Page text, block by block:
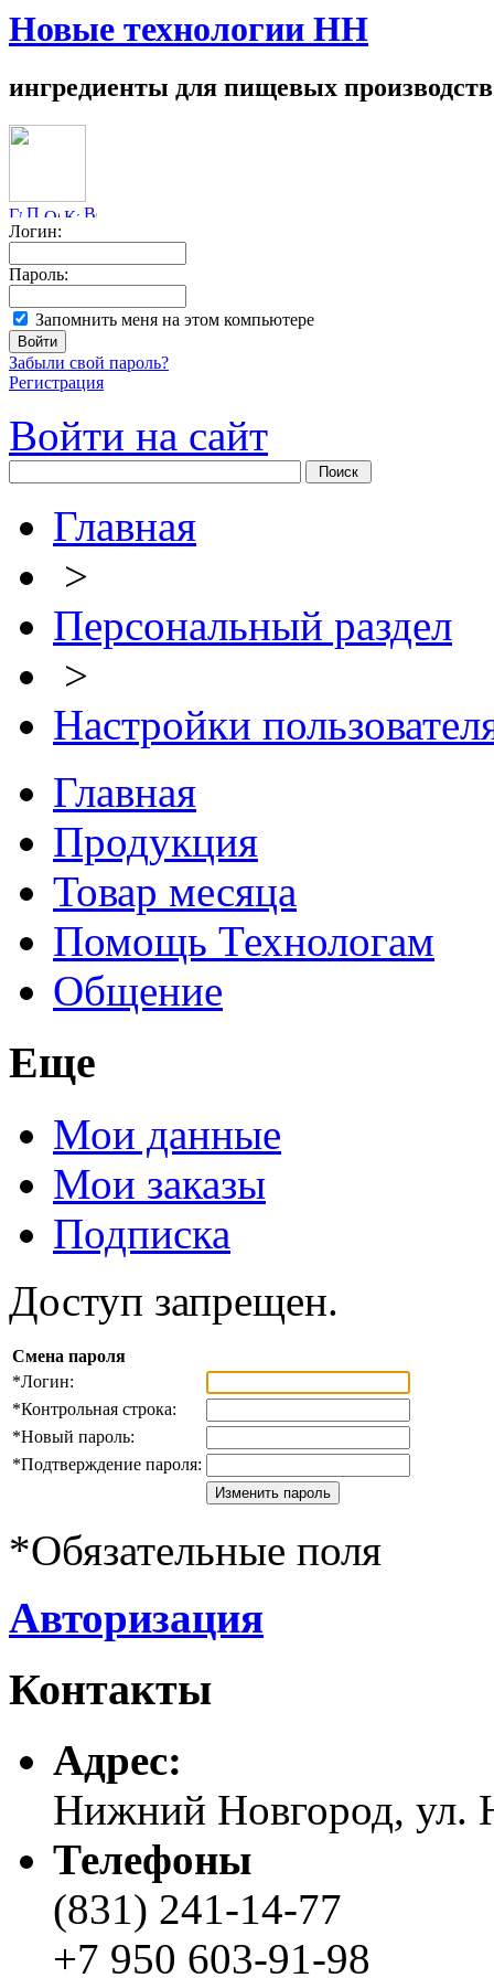
Новые технологии НН
ингредиенты для пищевых производств
Логин:
Пароль:
Запомнить меня на этом компьютере
Забыли свой пароль?
Регистрация
Войти на сайт
Главная
>
Персональный раздел
>
Настройки
Главная
Продукция
Товар месяца
Помощь Технологам
Общение
Еще
Мои данные
Мои заказы
Подписка
Доступ запрещен.
Смена пароля
*Логин:
*Контрольная строка:
*Новый пароль:
*Подтверждение пароля:
*Обязательные поля
Авторизация
Контакты
Адреc:
Нижний Новгород, ул.
Телефоны
(831) 241-14-77
+7 950 603-91-98